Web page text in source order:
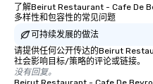
了解Beirut Restaurant - Cafe De
多样性和包容性的常见问题
可持续发展的做法
请提供任何公开传达的Beirut
社会影响目标/策略的评论或链接。
没有回复。